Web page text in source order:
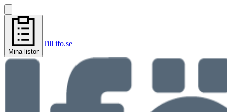
Mina listor
Till ifo.se